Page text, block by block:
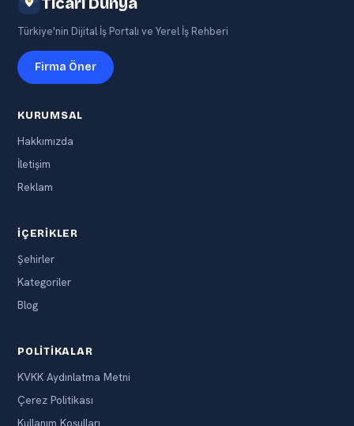
Türkiye'nin Dijital İş Portalı ve Yerel İş Rehberi
Firma Öner
KURUMSAL
Hakkımızda
İletişim
Reklam
İÇERIKLER
Şehirler
Kategoriler
Blog
POLITIKALAR
KVKK Aydınlatma Metni
Çerez Politikası